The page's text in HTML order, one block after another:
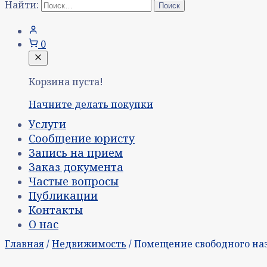
Найти:
0
Корзина пуста!
Начните делать покупки
Услуги
Сообщение юристу
Запись на прием
Заказ документа
Частые вопросы
Публикации
Контакты
О нас
Главная/Недвижимость / Помещение свободного